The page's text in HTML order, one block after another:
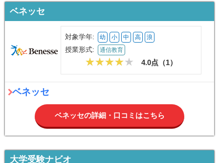
ベネッセ
対象学年: 幼 小 中 高 浪
授業形式: 通信教育
4.0点（1）
ベネッセ
ベネッセの詳細・口コミはこちら
大学受験ナビオ